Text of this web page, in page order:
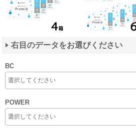
右目のデータをお選びください
BC
POWER